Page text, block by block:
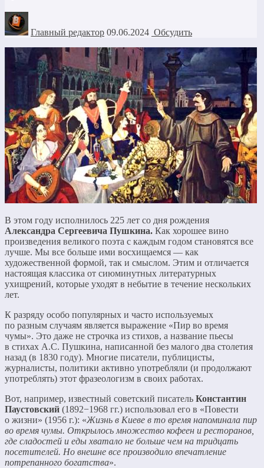
Главный редактор 09.06.2024 Обсудить
В этом году исполнилось 225 лет со дня рождения
Александра Сергеевича Пушкина. Как хорошее вино
произведения великого поэта с каждым годом становятся все
лучше. Мы все больше ими восхищаемся — как
художественной формой, так и смыслом. Этим и отличается
настоящая классика от сиюминутных литературных
ухищрений, которые уходят в небытие в течение нескольких
лет.
К разряду особо популярных и часто используемых
по разным случаям является выражение «Пир во время
чумы». Это даже не строчка из стихов, а название пьесы
в стихах А.С. Пушкина, написанной без малого два столетия
назад (в 1830 году). Многие писатели, публицисты,
журналисты, политики активно употребляли (и продолжают
употреблять) этот фразеологизм в своих работах.
Вот, например, известный советский писатель Константин
Паустовский (1892−1968 гг.) использовал его в «Повести
о жизни» (1956 г.): «Жизнь в Киеве в то время напоминала пир
во время чумы. Открылось множество кофеен и ресторанов,
где сладостей и еды хватало не больше чем на тридцать
посетителей. Но внешне все производило впечатление
потрепанного богатства».